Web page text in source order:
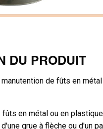
DU PRODUIT
de fûts en
fûts en métal ou en
grue à flèche ou d'un